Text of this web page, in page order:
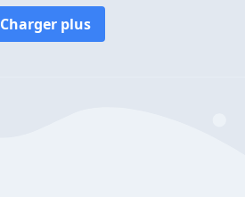
Charger plus